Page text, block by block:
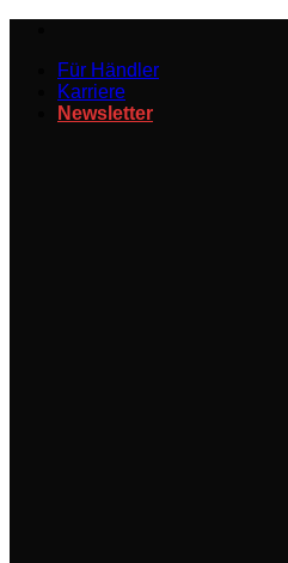
springenFür Händler
Karriere
Newsletter